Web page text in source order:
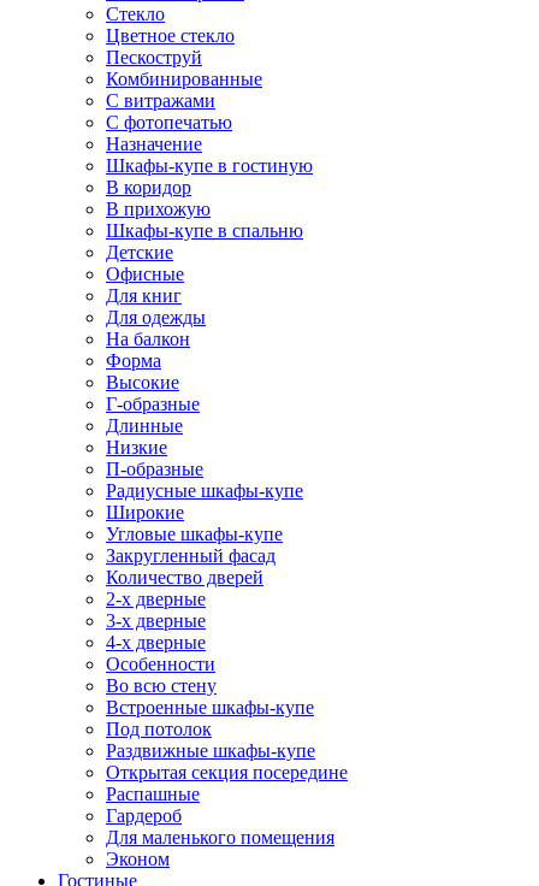
Стекло
Цветное стекло
Пескоструй
Комбинированные
С витражами
С фотопечатью
Назначение
Шкафы-купе в гостиную
В коридор
В прихожую
Шкафы-купе в спальню
Детские
Офисные
Для книг
Для одежды
На балкон
Форма
Высокие
Г-образные
Длинные
Низкие
П-образные
Радиусные шкафы-купе
Широкие
Угловые шкафы-купе
Закругленный фасад
Количество дверей
2-х дверные
3-х дверные
4-х дверные
Особенности
Во всю стену
Встроенные шкафы-купе
Под потолок
Раздвижные шкафы-купе
Открытая секция посередине
Распашные
Гардероб
Для маленького помещения
Эконом
Гостиные